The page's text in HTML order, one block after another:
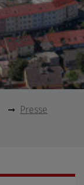
Presse